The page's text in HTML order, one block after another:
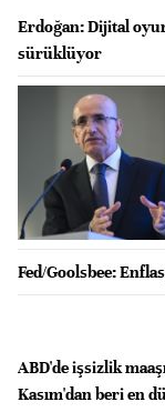
Erdoğan: Dijital
sürüklüyor
Fed/Goolsbee:
ABD'de işsizlik
Kasım'dan beri en